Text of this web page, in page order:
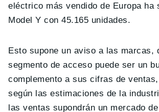
eléctrico más vendido de Europa ha
Model Y con 45.165 unidades.
Esto supone un aviso a las marcas,
segmento de acceso puede ser un
complemento a sus cifras de
según las estimaciones de la
las ventas supondrán un mercado de